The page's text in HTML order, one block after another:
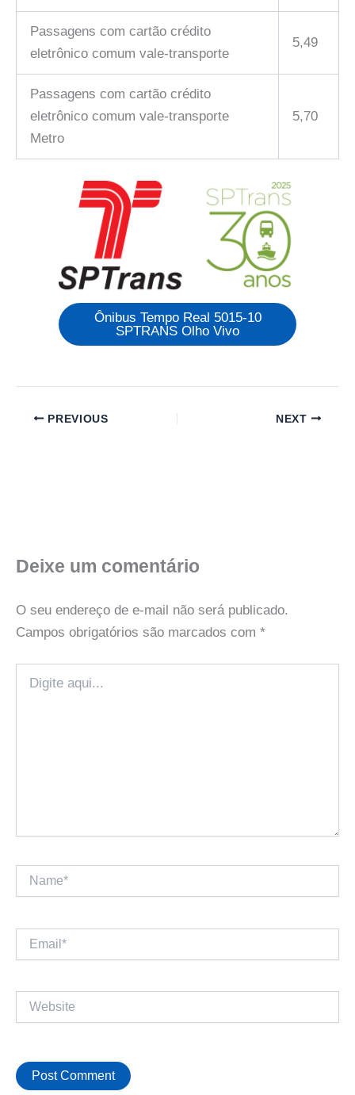
Passagens com cartão crédito
eletrônico comum vale-transporte
5,49
Passagens com cartão crédito
eletrônico comum vale-transporte
Metro
5,70
Ônibus Tempo Real 5015-10
SPTRANS Olho Vivo
PREVIOUS NEXT
Deixe um comentário
O seu endereço de e-mail não será publicado.
Campos obrigatórios são marcados com *
aqui...
Website